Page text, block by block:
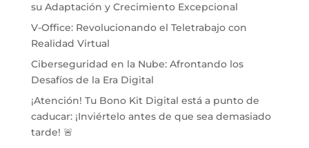
su Adaptación y Crecimiento Excepcional
V-Office: Revolucionando el Teletrabajo con
Realidad Virtual
Ciberseguridad en la Nube: Afrontando los
Desafíos de la Era Digital
¡Atención! Tu Bono Kit Digital está a punto de
caducar: ¡Inviértelo antes de que sea demasiado
tarde! 🚨